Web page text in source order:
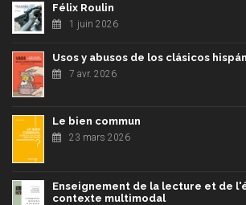
Félix Roulin
1 juin 2026
Usos y abusos de los clásicos
7 avr. 2026
Le bien commun
23 mars 2026
Enseignement de la lecture et de
contexte multimodal